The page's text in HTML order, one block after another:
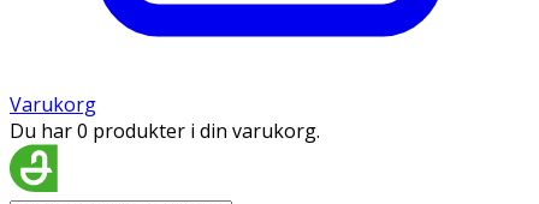
Varukorg
Du har 0 produkter i din varukorg.